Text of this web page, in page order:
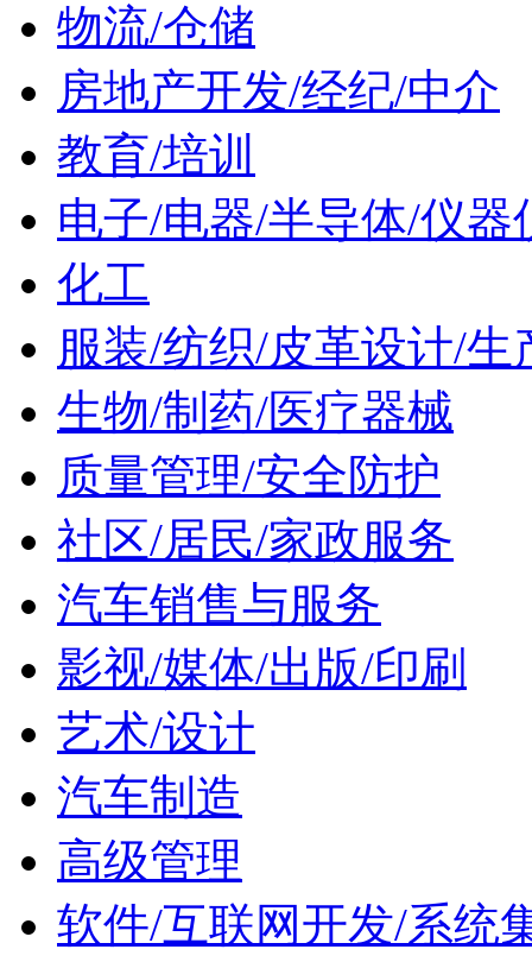
物流/仓储
房地产开发/经纪/中介
教育/培训
电子/电器/半导体/仪器
化工
服装/纺织/皮革设计/生
生物/制药/医疗器械
质量管理/安全防护
社区/居民/家政服务
汽车销售与服务
影视/媒体/出版/印刷
艺术/设计
汽车制造
高级管理
软件/互联网开发/系统